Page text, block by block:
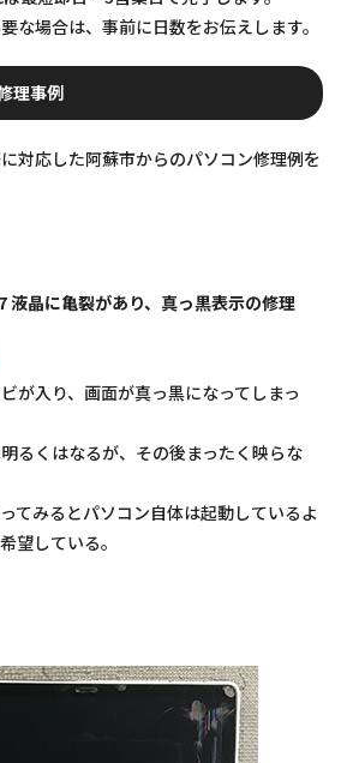
な場合は、事前に日数をお伝えします。
理事例
対応した阿蘇市からのパソコン修理例を
晶に亀裂があり、真っ黒表示の修理
が入り、画面が真っ黒になってしまっ
るくはなるが、その後まったく映らな
てみるとパソコン自体は起動しているよ
望している。